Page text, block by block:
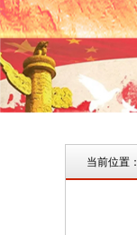
当前位置：